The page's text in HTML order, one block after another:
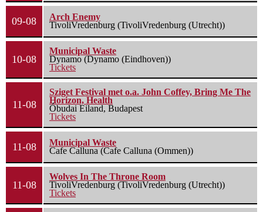
09-08
Arch Enemy
TivoliVredenburg (TivoliVredenburg (Utrecht))
10-08
Municipal Waste
Dynamo (Dynamo (Eindhoven))
Tickets
11-08
Sziget Festival met o.a. John Coffey, Bring Me The
Horizon, Health
Óbudai Eiland, Budapest
Tickets
11-08
Municipal Waste
Cafe Calluna (Cafe Calluna (Ommen))
11-08
Wolves In The Throne Room
TivoliVredenburg (TivoliVredenburg (Utrecht))
Tickets